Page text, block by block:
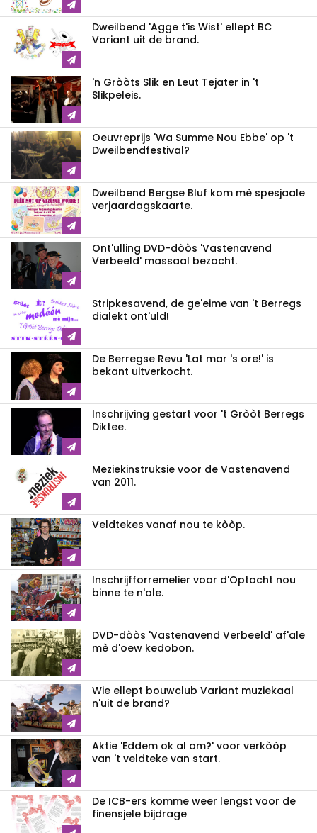
Dweilbend 'Agge t'is Wist' ellept BC
Variant uit de brand.
'n Gròòts Slik en Leut Tejater in 't
Slikpeleis.
Oeuvreprijs 'Wa Summe Nou Ebbe' op 't
Dweilbendfestival?
Dweilbend Bergse Bluf kom mè spesjaale
verjaardagskaarte.
Ont'ulling DVD-dòòs 'Vastenavend
Verbeeld' massaal bezocht.
Stripkesavend, de ge'eime van 't Berregs
dialekt ont'uld!
De Berregse Revu 'Lat mar 's ore!' is
bekant uitverkocht.
Inschrijving gestart voor 't Gròòt Berregs
Diktee.
Meziekinstruksie voor de Vastenavend
van 2011.
Veldtekes vanaf nou te kòòp.
Inschrijfforremelier voor d'Optocht nou
binne te n'ale.
DVD-dòòs 'Vastenavend Verbeeld' af'ale
mè d'oew kedobon.
Wie ellept bouwclub Variant muziekaal
n'uit de brand?
Aktie 'Eddem ok al om?' voor verkòòp
van 't veldteke van start.
De ICB-ers komme weer lengst voor de
finensjele bijdrage